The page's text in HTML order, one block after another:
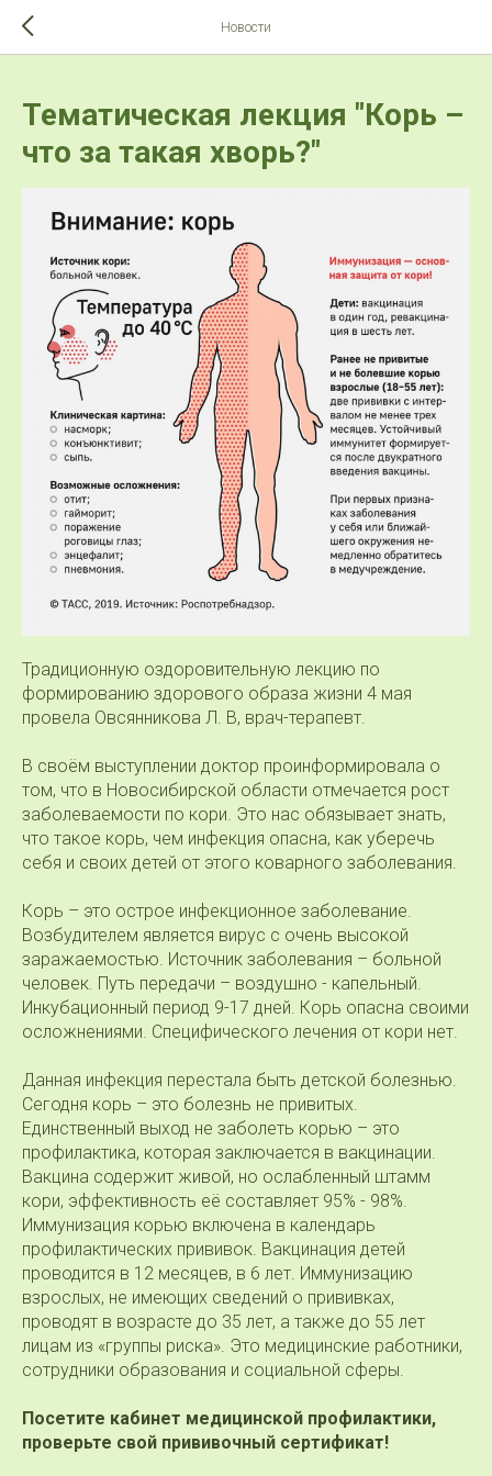
Новости
Тематическая лекция "Корь –
что за такая хворь?"
Традиционную оздоровительную лекцию по
формированию здорового образа жизни 4 мая
провела Овсянникова Л. В, врач-терапевт.
В своём выступлении доктор проинформировала о
том, что в Новосибирской области отмечается рост
заболеваемости по кори. Это нас обязывает знать,
что такое корь, чем инфекция опасна, как уберечь
себя и своих детей от этого коварного заболевания.
Корь – это острое инфекционное заболевание.
Возбудителем является вирус с очень высокой
заражаемостью. Источник заболевания – больной
человек. Путь передачи – воздушно - капельный.
Инкубационный период 9-17 дней. Корь опасна своими
осложнениями. Специфического лечения от кори нет.
Данная инфекция перестала быть детской болезнью.
Сегодня корь – это болезнь не привитых.
Единственный выход не заболеть корью – это
профилактика, которая заключается в вакцинации.
Вакцина содержит живой, но ослабленный штамм
кори, эффективность её составляет 95% - 98%.
Иммунизация корью включена в календарь
профилактических прививок. Вакцинация детей
проводится в 12 месяцев, в 6 лет. Иммунизацию
взрослых, не имеющих сведений о прививках,
проводят в возрасте до 35 лет, а также до 55 лет
лицам из «группы риска». Это медицинские работники,
сотрудники образования и социальной сферы.
Посетите кабинет медицинской профилактики,
проверьте свой прививочный сертификат!